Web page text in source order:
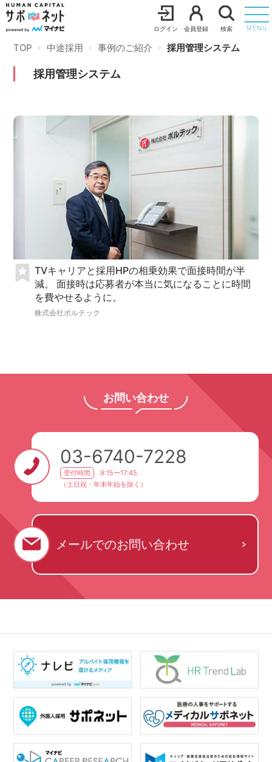
ログイン 会員登録 検索 MENU
TOP 中途採用 事例のご紹介 採用管理システム
採用管理システム
TVキャリアと採用HPの相乗効果で面接時間が半
減。 面接時は応募者が本当に気になることに時間
を費やせるように。
株式会社ポルテック
お問い合わせ
03-6740-7228
受付時間
9:15ー17:45
（土日祝・年末年始を除く）
メールでのお問い合わせ